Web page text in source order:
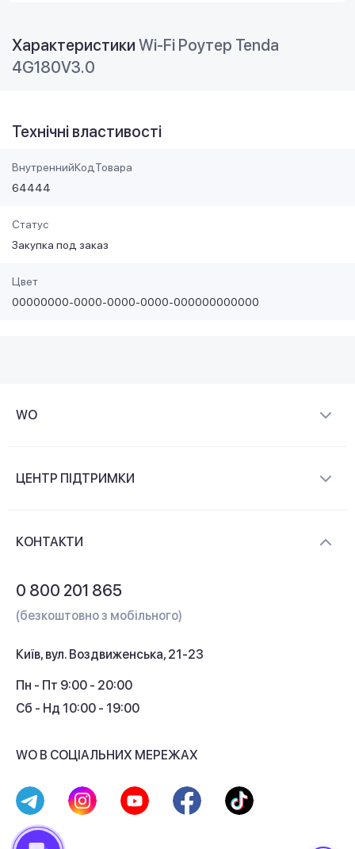
Характеристики Wi-Fi Роутер Tenda
4G180V3.0
Технічні властивості
ВнутреннийКодТовара
64444
Статус
Закупка под заказ
Цвет
00000000-0000-0000-0000-000000000000
WO
Контакти
ЦЕНТР ПІДТРИМКИ
Кешбек
КОНТАКТИ
0 800 201 865
(безкоштовно з мобільного)
Київ, вул. Воздвиженська, 21-23
Пн - Пт 9:00 - 20:00
Сб - Нд 10:00 - 19:00
WO В СОЦІАЛЬНИХ МЕРЕЖАХ